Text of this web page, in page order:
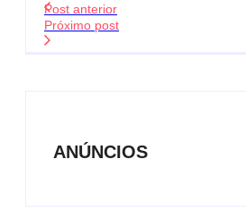
Post anterior
Próximo post
ANÚNCIOS